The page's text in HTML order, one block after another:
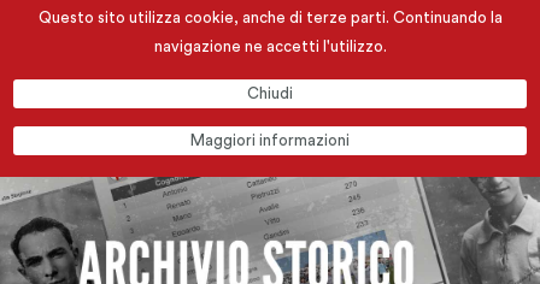
Questo sito utilizza cookie, anche di terze parti. Continuando la
navigazione ne accetti l'utilizzo.
Chiudi
Maggiori informazioni